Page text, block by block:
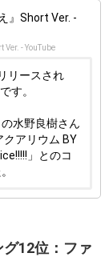
』Short Ver. -
- YouTube
リースされ
す。
水野良樹さん
アリウム BY
」とのコ
12位：ファ